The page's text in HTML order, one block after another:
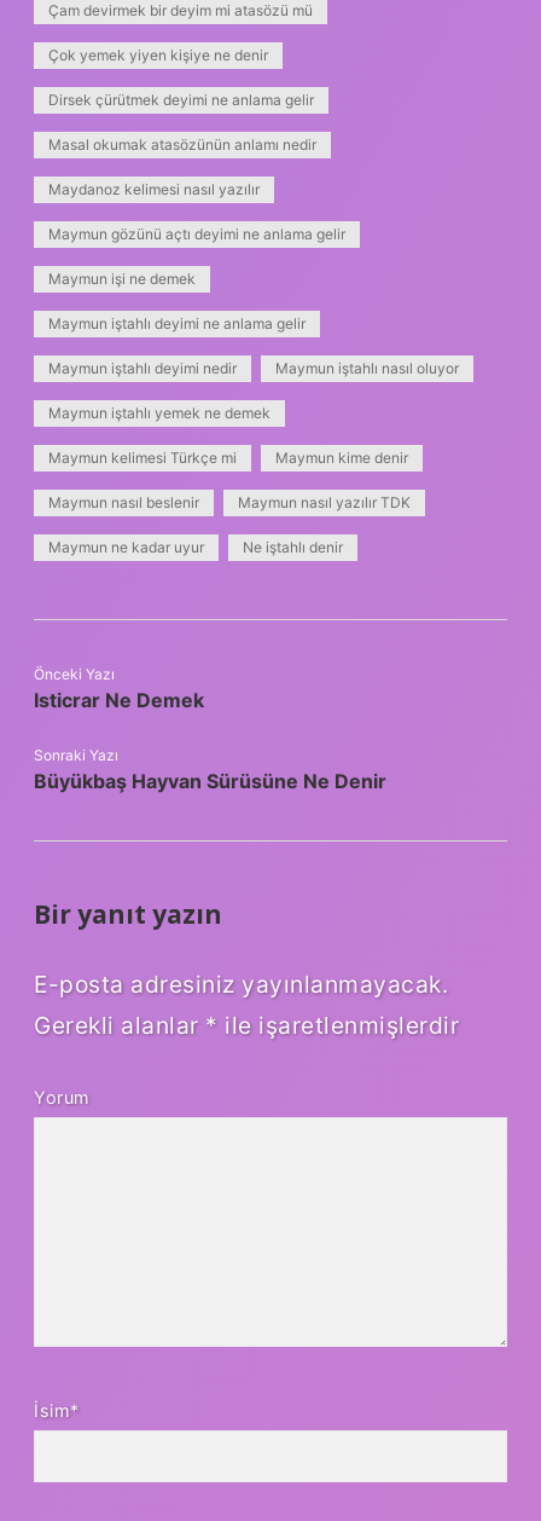
Çam devirmek bir deyim mi atasözü mü
Çok yemek yiyen kişiye ne denir
Dirsek çürütmek deyimi ne anlama gelir
Masal okumak atasözünün anlamı nedir
Maydanoz kelimesi nasıl yazılır
Maymun gözünü açtı deyimi ne anlama gelir
Maymun işi ne demek
Maymun iştahlı deyimi ne anlama gelir
Maymun iştahlı deyimi nedir Maymun iştahlı nasıl oluyor
Maymun iştahlı yemek ne demek
Maymun kelimesi Türkçe mi Maymun kime denir
Maymun nasıl beslenir Maymun nasıl yazılır TDK
Maymun ne kadar uyur Ne iştahlı denir
Önceki Yazı
Isticrar Ne Demek
Sonraki Yazı
Büyükbaş Hayvan Sürüsüne Ne Denir
Bir yanıt yazın
E-posta adresiniz yayınlanmayacak.
Gerekli alanlar * ile işaretlenmişlerdir
Yorum
İsim*